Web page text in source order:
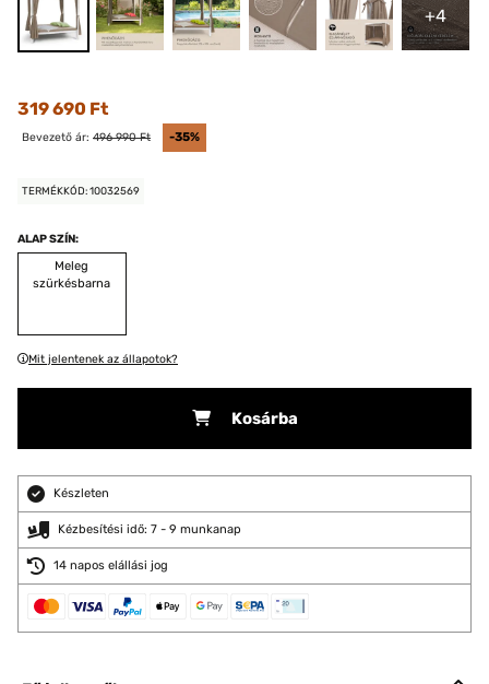
+4
319 690 Ft
Bevezető ár: 496 990 Ft -35%
TERMÉKKÓD: 10032569
ALAP SZÍN:
Meleg
szürkésbarna
Mit jelentenek az állapotok?
Kosárba
Készleten
Kézbesítési idő: 7 - 9 munkanap
14 napos elállási jog